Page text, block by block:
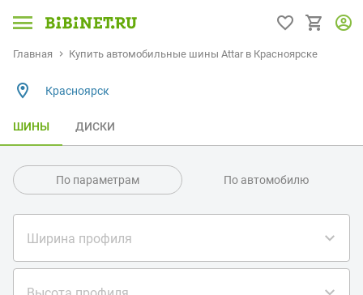
Главная Купить автомобильные шины Attar в Красноярске
Красноярск
ШИНЫ ДИСКИ
По параметрам По автомобилю
Ширина профиля